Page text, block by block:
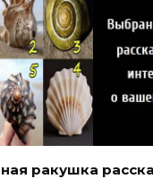
ракушка